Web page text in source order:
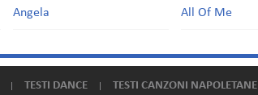
Angela All Of Me
TESTI DANCE TESTI CANZONI NAPOLETANE